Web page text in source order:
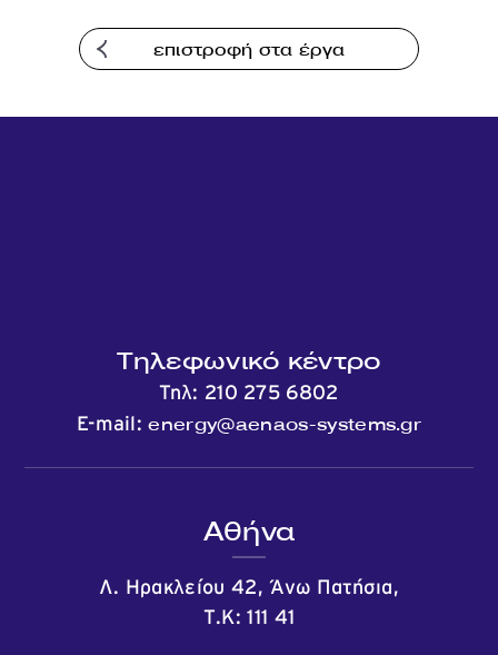
επιστροφή στα έργα
Τηλεφωνικό κέντρο
Τηλ: 210 275 6802
E-mail:energy@aenaos-systems.gr
Αθήνα
Λ. Ηρακλείου 42, Άνω Πατήσια,
Τ.Κ: 111 41